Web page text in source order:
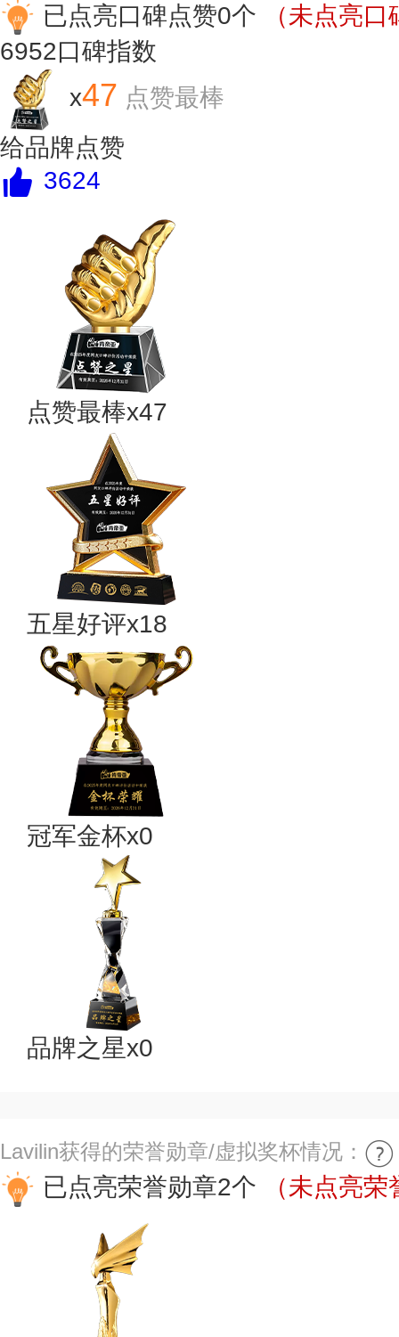
已点亮口碑点赞0个
（未点亮
6952口碑指数
x47 点赞最棒
给品牌点赞
3624
点赞最棒x47
五星好评x18
冠军金杯x0
品牌之星x0
Lavilin获得的荣誉勋章/虚拟奖杯情况：
已点亮荣誉勋章2个 （未点亮